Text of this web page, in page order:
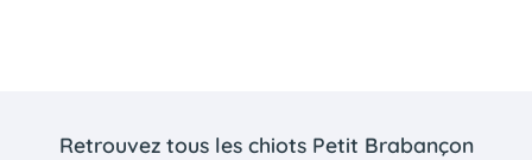
Retrouvez tous les chiots Petit Brabançon